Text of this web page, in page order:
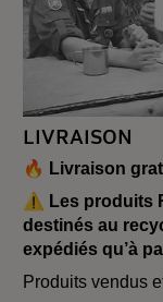
LIVRAISON
🔥 Livraison
⚠️ Les produits
destinés au
expédiés qu’à
Produits vendus